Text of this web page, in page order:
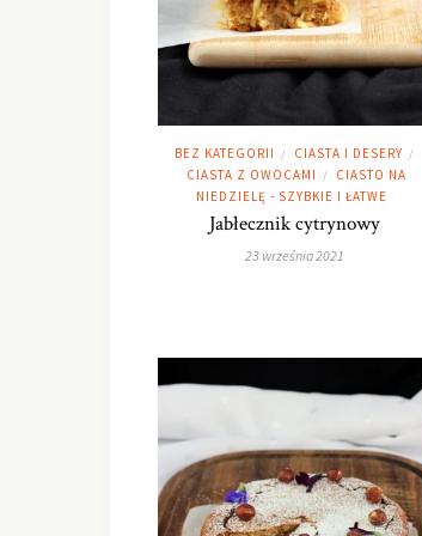
BEZ KATEGORII / CIASTA I DESERY /
CIASTA Z OWOCAMI /
CIASTO NA
NIEDZIELĘ - SZYBKIE I ŁATWE
Jabłecznik cytrynowy
23 września 2021